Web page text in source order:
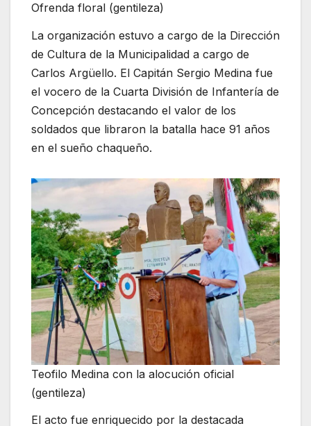
Ofrenda floral (gentileza)
La organización estuvo a cargo de la Dirección
de Cultura de la Municipalidad a cargo de
Carlos Argüello. El Capitán Sergio Medina fue
el vocero de la Cuarta División de Infantería de
Concepción destacando el valor de los
soldados que libraron la batalla hace 91 años
en el sueño chaqueño.
Teofilo Medina con la alocución oficial
(gentileza)
El acto fue enriquecido por la destacada